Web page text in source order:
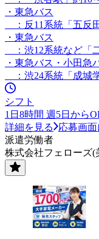
・東急バス
：反11系統「五反
・東急バス
：渋12系統など「
・東急バス・小田急
：渋24系統「成城
シフト
1日8時間 週5日から
詳細を見る
応募画
派遣労働者
株式会社フェローズ(